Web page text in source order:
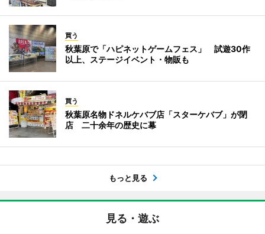
買う
秋葉原で「ハピネットゲームフェス」 試遊30作
以上、ステージイベント・物販も
買う
秋葉原名物ドネルケバブ店「スターケバブ」が閉
店 二十余年の歴史に幕
もっと見る
見る・遊ぶ